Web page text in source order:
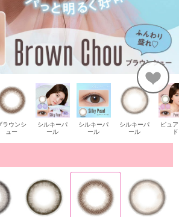
ラウンシ
ュー
シルキーパ
ール
シルキーパ
ール
シルキーパ
ール
ピュ
ド